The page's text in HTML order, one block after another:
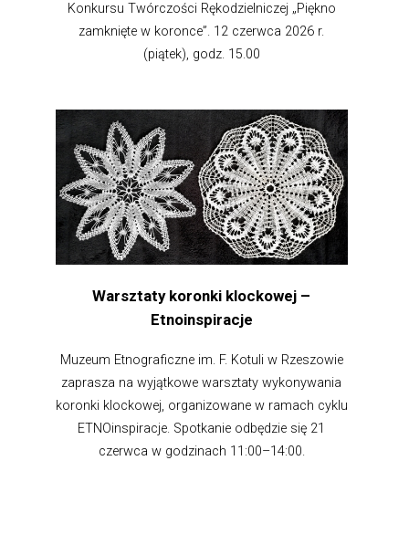
Konkursu Twórczości Rękodzielniczej „Piękno
zamknięte w koronce”. 12 czerwca 2026 r.
(piątek), godz. 15.00
Warsztaty koronki klockowej –
Etnoinspiracje
Muzeum Etnograficzne im. F. Kotuli w Rzeszowie
zaprasza na wyjątkowe warsztaty wykonywania
koronki klockowej, organizowane w ramach cyklu
ETNOinspiracje. Spotkanie odbędzie się 21
czerwca w godzinach 11:00–14:00.